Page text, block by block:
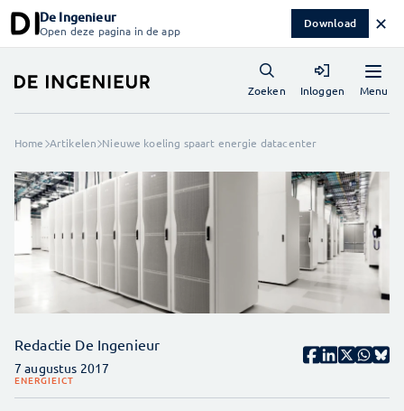
De Ingenieur
Open deze pagina in de app Download ✕
Menu
Zoeken Inloggen
Home Artikelen Nieuwe koeling spaart energie datacenter
Redactie De Ingenieur
7 augustus 2017
ENERGIEICT